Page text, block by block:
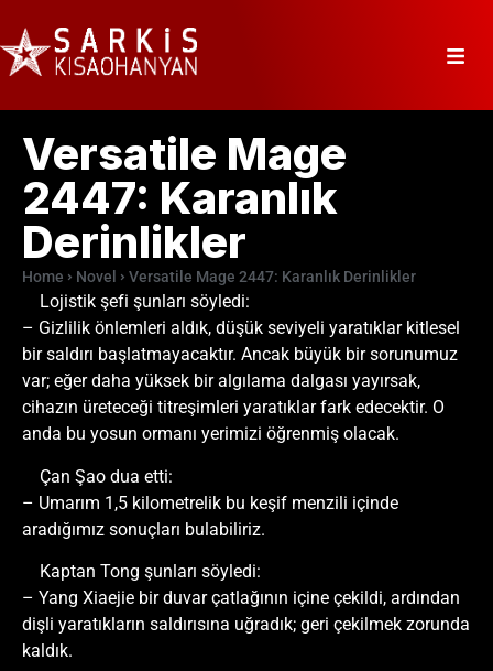
Versatile Mage
2447: Karanlık
Derinlikler
Home Novel Versatile Mage 2447: Karanlık Derinlikler
Lojistik şefi şunları söyledi:
– Gizlilik önlemleri aldık, düşük seviyeli yaratıklar kitlesel
bir saldırı başlatmayacaktır. Ancak büyük bir sorunumuz
var; eğer daha yüksek bir algılama dalgası yayırsak,
cihazın üreteceği titreşimleri yaratıklar fark edecektir. O
anda bu yosun ormanı yerimizi öğrenmiş olacak.
Çan Şao dua etti:
– Umarım 1,5 kilometrelik bu keşif menzili içinde
aradığımız sonuçları bulabiliriz.
Kaptan Tong şunları söyledi:
– Yang Xiaejie bir duvar çatlağının içine çekildi, ardından
dişli yaratıkların saldırısına uğradık; geri çekilmek zorunda
kaldık.